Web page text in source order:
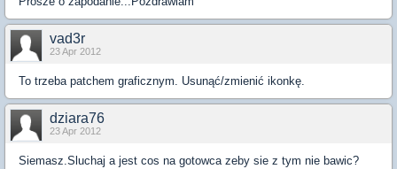
vad3r
23 Apr 2012
To trzeba patchem graficznym. Usunąć/zmienić ikonkę.
dziara76
23 Apr 2012
Siemasz.Sluchaj a jest cos na gotowca zeby sie z tym nie bawic?